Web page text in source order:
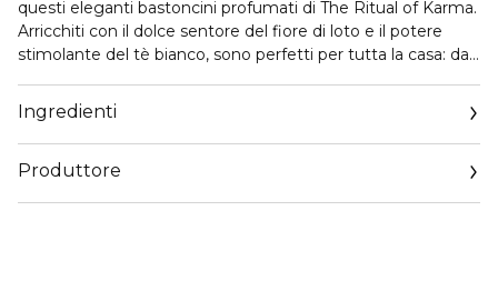
questi eleganti bastoncini profumati di The Ritual of Karma.
Arricchiti con il dolce sentore del fiore di loto e il potere
stimolante del tè bianco, sono perfetti per tutta la casa: dal
di questa speciale atmosfera estiva e migliora la tua
esperienza con l’abbinamento con la candela profumata di
The Ritual of Karma.
Ingredienti
Produttore